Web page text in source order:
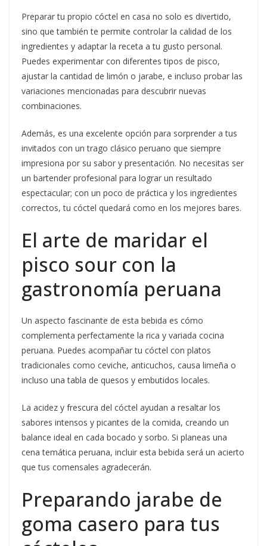
Preparar tu propio cóctel en casa no solo es divertido,
sino que también te permite controlar la calidad de los
ingredientes y adaptar la receta a tu gusto personal.
Puedes experimentar con diferentes tipos de pisco,
ajustar la cantidad de limón o jarabe, e incluso probar las
variaciones mencionadas para descubrir nuevas
combinaciones.
Además, es una excelente opción para sorprender a tus
invitados con un trago clásico peruano que siempre
impresiona por su sabor y presentación. No necesitas ser
un bartender profesional para lograr un resultado
espectacular; con un poco de práctica y los ingredientes
correctos, tu cóctel quedará como en los mejores bares.
El arte de maridar el
pisco sour con la
gastronomía peruana
Un aspecto fascinante de esta bebida es cómo
complementa perfectamente la rica y variada cocina
peruana. Puedes acompañar tu cóctel con platos
tradicionales como ceviche, anticuchos, causa limeña o
incluso una tabla de quesos y embutidos locales.
La acidez y frescura del cóctel ayudan a resaltar los
sabores intensos y picantes de la comida, creando un
balance ideal en cada bocado y sorbo. Si planeas una
cena temática peruana, incluir esta bebida será un acierto
que tus comensales agradecerán.
Preparando jarabe de
goma casero para tus